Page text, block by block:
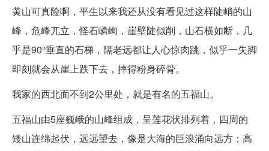
黄山可真险啊，平生以来我还从没有看见过这样陡峭的山
峰，危峰兀立，怪石嶙峋，崖壁陡似削，山石横如断，几
乎是90°垂直的石梯，隔老远都让人心惊肉跳，似乎一失脚
即刻就会从崖上跌下去，摔得粉身碎骨。
我家的西北面不到2公里处，就是有名的五福山。
五福山由5座巍峨的山峰组成，呈莲花状排列着，四周的
矮山连绵起伏，远远望去，像是大海的巨浪涌向远方；高